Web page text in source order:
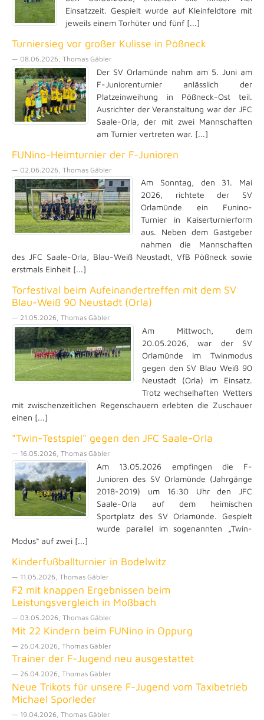
Einsatzzeit. Gespielt wurde auf Kleinfeldtore mit
jeweils einem Torhüter und fünf [...]
Turniersieg vor großer Kulisse in Pößneck
— 08.06.2026, Thomas Gäbler
Der SV Orlamünde nahm am 5. Juni am
F-Juniorenturnier anlässlich der
Platzeinweihung in Pößneck-Ost teil.
Ausrichter der Veranstaltung war der JFC
Saale-Orla, der mit zwei Mannschaften
am Turnier vertreten war. [...]
FUNino-Heimturnier der F-Junioren
— 02.06.2026, Thomas Gäbler
Am Sonntag, den 31. Mai
2026, richtete der SV
Orlamünde ein Funino-
Turnier in Kaiserturnierform
aus. Neben dem Gastgeber
nahmen die Mannschaften
des JFC Saale-Orla, Blau-Weiß Neustadt, VfB Pößneck sowie
erstmals Einheit [...]
Torfestival beim Aufeinandertreffen mit dem SV
Blau-Weiß 90 Neustadt (Orla)
— 21.05.2026, Thomas Gäbler
Am Mittwoch, dem
20.05.2026, war der SV
Orlamünde im Twinmodus
gegen den SV Blau Weiß 90
Neustadt (Orla) im Einsatz.
Trotz wechselhaften Wetters
mit zwischenzeitlichen Regenschauern erlebten die Zuschauer
einen [...]
"Twin-Testspiel" gegen den JFC Saale-Orla
— 16.05.2026, Thomas Gäbler
Am 13.05.2026 empfingen die F-
Junioren des SV Orlamünde (Jahrgänge
2018-2019) um 16:30 Uhr den JFC
Saale-Orla auf dem heimischen
Sportplatz des SV Orlamünde. Gespielt
wurde parallel im sogenannten „Twin-
Modus“ auf zwei [...]
Kinderfußballturnier in Bodelwitz
— 11.05.2026, Thomas Gäbler
F2 mit knappen Ergebnissen beim
Leistungsvergleich in Moßbach
— 03.05.2026, Thomas Gäbler
Mit 22 Kindern beim FUNino in Oppurg
— 26.04.2026, Thomas Gäbler
Trainer der F-Jugend neu ausgestattet
— 26.04.2026, Thomas Gäbler
Neue Trikots für unsere F-Jugend vom Taxibetrieb
Michael Sporleder
— 19.04.2026, Thomas Gäbler